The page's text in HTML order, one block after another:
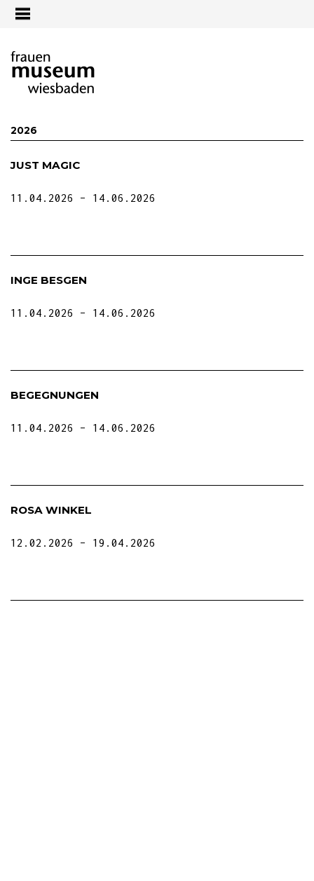
2026
JUST MAGIC
11.04.2026 14.06.2026
INGE BESGEN
11.04.2026 14.06.2026
BEGEGNUNGEN
11.04.2026 14.06.2026
ROSA WINKEL
12.02.2026 19.04.2026